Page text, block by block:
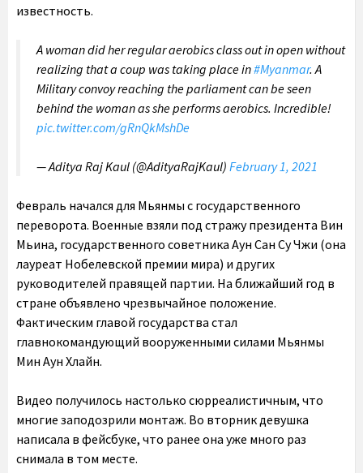
известность.
A woman did her regular aerobics class out in open without
realizing that a coup was taking place in#Myanmar. A
Military convoy reaching the parliament can be seen
behind the woman as she performs aerobics. Incredible!
pic.twitter.com/gRnQkMshDe
— Aditya Raj Kaul (@AdityaRajKaul) February 1, 2021
Февраль начался для Мьянмы с государственного
переворота. Военные взяли под стражу президента Вин
Мьина, государственного советника Аун Сан Су Чжи (она
лауреат Нобелевской премии мира) и других
руководителей правящей партии. На ближайший год в
стране объявлено чрезвычайное положение.
Фактическим главой государства стал
главнокомандующий вооруженными силами Мьянмы
Мин Аун Хлайн.
Видео получилось настолько сюрреалистичным, что
многие заподозрили монтаж. Во вторник девушка
написала в фейсбуке, что ранее она уже много раз
снимала в том месте.